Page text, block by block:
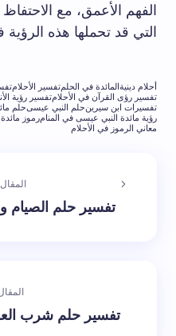
الفهم الأعمق، مع
التي قد تحملها هذه
أحلام دينيةالمائدة في الحلمتفسير الأحلام
تفسير رؤى القرآن في الأحلامتفسير رؤية
تفسيرات ابن سيرينحلم النبي عيسىحلم
رؤية مائدة النبي عيسى في المنامرموز
معاني الرموز في الأحلام
تفسير حلم الصيام
تفسير حلم شرب